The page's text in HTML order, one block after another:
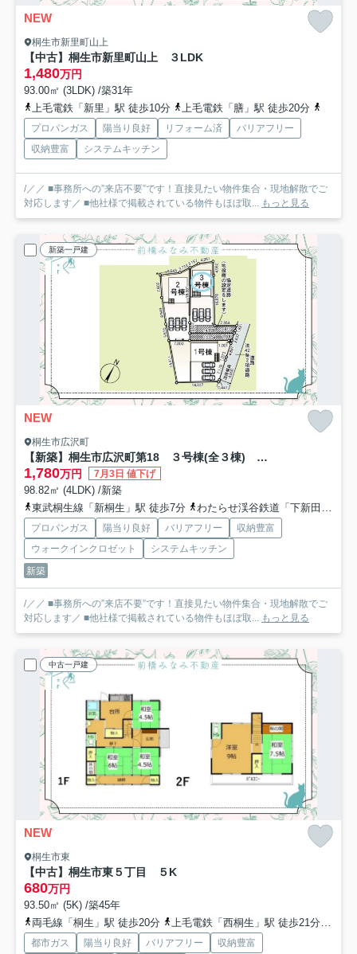
NEW
桐生市新里町山上
【中古】桐生市新里町山上 ３LDK
1,480万円
93.00㎡ (3LDK) /築31年
上毛電鉄「新里」駅 徒歩10分
上毛電鉄「膳」駅 徒歩20分
プロパンガス 陽当り良好 リフォーム済
バリアフリー
収納豊富
システムキッチン
/／／ ■事務所への”来店不要”です！直接見たい物件集合・現地解散でご
対応します／ ■他社様で掲載されている物件もほぼ取... もっと見る
新築一戸建
NEW
桐生市広沢町
【新築】桐生市広沢町第18 ３号棟(全３棟) クレイドルガーデン 新築建売分譲
1,780万円 7月3日 値下げ
98.82㎡ (4LDK) /新築
東武桐生線「新桐生」駅 徒歩7分
わたらせ渓谷鉄道「下新田」駅 徒歩21分
プロパンガス 陽当り良好 バリアフリー
収納豊富
ウォークインクロゼット
システムキッチン
新築
/／／ ■事務所への”来店不要”です！直接見たい物件集合・現地解散でご
対応します／ ■他社様で掲載されている物件もほぼ取... もっと見る
中古一戸建
NEW
桐生市東
【中古】桐生市東５丁目 ５K
680万円
93.50㎡ (5K) /築45年
両毛線「桐生」駅 徒歩20分
上毛電鉄「西桐生」駅 徒歩21分
都市ガス 陽当り良好 バリアフリー
収納豊富